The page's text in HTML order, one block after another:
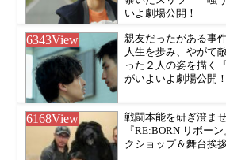
いよ劇場公開！
6343View
親友だったがある事
人生を歩み、やがて
った２人の姿を描く
がいよいよ劇場公開！
6168View
戦闘本能を研ぎ澄ま
『RE:BORN リボー
クショップ＆舞台挨